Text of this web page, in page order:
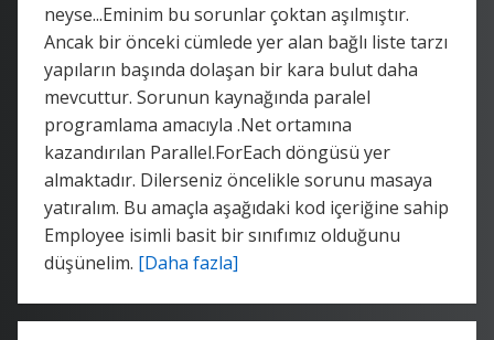
neyse...Eminim bu sorunlar çoktan aşılmıştır.
Ancak bir önceki cümlede yer alan bağlı liste tarzı
yapıların başında dolaşan bir kara bulut daha
mevcuttur. Sorunun kaynağında paralel
programlama amacıyla .Net ortamına
kazandırılan Parallel.ForEach döngüsü yer
almaktadır. Dilerseniz öncelikle sorunu masaya
yatıralım. Bu amaçla aşağıdaki kod içeriğine sahip
Employee isimli basit bir sınıfımız olduğunu
düşünelim. [Daha fazla]